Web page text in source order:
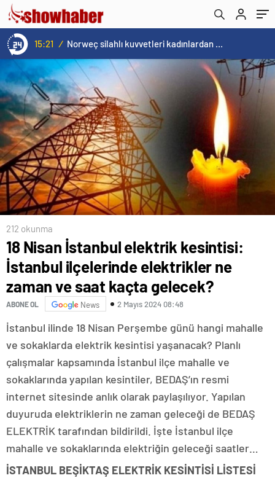
15:21 / Norweç silahlı kuvvetleri kadınlardan oluşan özel kuvvetler eğitimlerini başlattı.
212 okunma
18 Nisan İstanbul elektrik kesintisi:
İstanbul ilçelerinde elektrikler ne
zaman ve saat kaçta gelecek?
ABONE OL News 2 Mayıs 2024 08:48
İstanbul ilinde 18 Nisan Perşembe günü hangi mahalle
ve sokaklarda elektrik kesintisi yaşanacak? Planlı
çalışmalar kapsamında İstanbul ilçe mahalle ve
sokaklarında yapılan kesintiler, BEDAŞ’ın resmi
internet sitesinde anlık olarak paylaşılıyor. Yapılan
duyuruda elektriklerin ne zaman geleceği de BEDAŞ
ELEKTRİK tarafından bildirildi. İşte İstanbul ilçe
mahalle ve sokaklarında elektriğin geleceği saatler…
İSTANBUL BEŞİKTAŞ ELEKTRİK KESİNTİSİ LİSTESİ